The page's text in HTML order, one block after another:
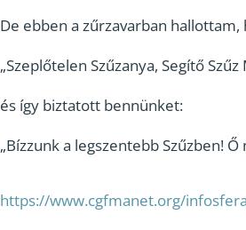
De ebben a zűrzavarban
„Szeplőtelen Szűzanya, Segítő
és így biztatott bennünket:
„Bízzunk a legszentebb Szűzben!
https://www.cgfmanet.org/